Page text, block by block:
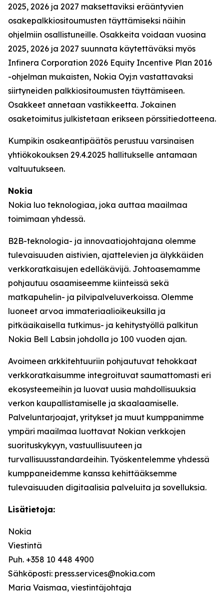
2025, 2026 ja 2027 maksettaviksi erääntyvien
osakepalkkiositoumusten täyttämiseksi näihin
ohjelmiin osallistuneille. Osakkeita voidaan vuosina
2025, 2026 ja 2027 suunnata käytettäväksi myös
Infinera Corporation 2026 Equity Incentive Plan 2016
-ohjelman mukaisten, Nokia Oyj:n vastattavaksi
siirtyneiden palkkiositoumusten täyttämiseen.
Osakkeet annetaan vastikkeetta. Jokainen
osaketoimitus julkistetaan erikseen pörssitiedotteena.
Kumpikin osakeantipäätös perustuu varsinaisen
yhtiökokouksen 29.4.2025 hallitukselle antamaan
valtuutukseen.
Nokia
Nokia luo teknologiaa, joka auttaa maailmaa
toimimaan yhdessä.
B2B-teknologia- ja innovaatiojohtajana olemme
tulevaisuuden aistivien, ajattelevien ja älykkäiden
verkkoratkaisujen edelläkävijä. Johtoasemamme
pohjautuu osaamiseemme kiinteissä sekä
matkapuhelin- ja pilvipalveluverkoissa. Olemme
luoneet arvoa immateriaalioikeuksilla ja
pitkäaikaisella tutkimus- ja kehitystyöllä palkitun
Nokia Bell Labsin johdolla jo 100 vuoden ajan.
Avoimeen arkkitehtuuriin pohjautuvat tehokkaat
verkkoratkaisumme integroituvat saumattomasti eri
ekosysteemeihin ja luovat uusia mahdollisuuksia
verkon kaupallistamiselle ja skaalaamiselle.
Palveluntarjoajat, yritykset ja muut kumppanimme
ympäri maailmaa luottavat Nokian verkkojen
suorituskykyyn, vastuullisuuteen ja
turvallisuusstandardeihin. Työskentelemme yhdessä
kumppaneidemme kanssa kehittääksemme
tulevaisuuden digitaalisia palveluita ja sovelluksia.
Lisätietoja:
Nokia
Viestintä
Puh. +358 10 448 4900
Sähköposti: press.services@nokia.com
Maria Vaismaa, viestintäjohtaja